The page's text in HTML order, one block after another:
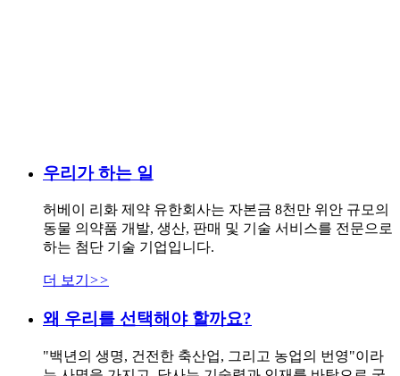
우리가 하는 일
허베이 리화 제약 유한회사는 자본금 8천만 위안 규모의
동물 의약품 개발, 생산, 판매 및 기술 서비스를 전문으로
하는 첨단 기술 기업입니다.
더 보기 >>
왜 우리를 선택해야 할까요?
"백년의 생명, 건전한 축산업, 그리고 농업의 번영"이라